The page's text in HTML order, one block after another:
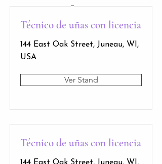
7
Técnico de uñas con licencia
144 East Oak Street, Juneau, WI,
USA
Ver Stand
Técnico de uñas con licencia